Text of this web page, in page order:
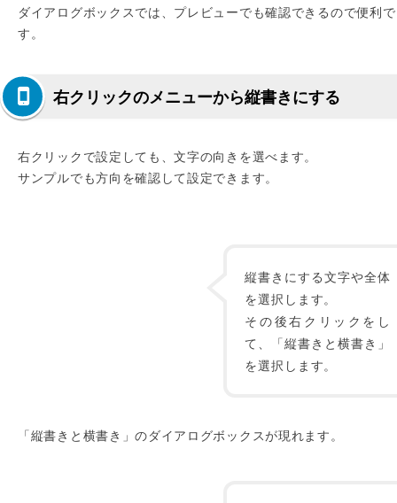
ダイアログボックスでは、プレビューでも確認できるので便利で
す。
右クリックのメニューから縦書きにする
右クリックで設定しても、文字の向きを選べます。
サンプルでも方向を確認して設定できます。
縦書きにする文字や全体
を選択します。
その後右クリックをし
て、「縦書きと横書き」
を選択します。
「縦書きと横書き」のダイアログボックスが現れます。